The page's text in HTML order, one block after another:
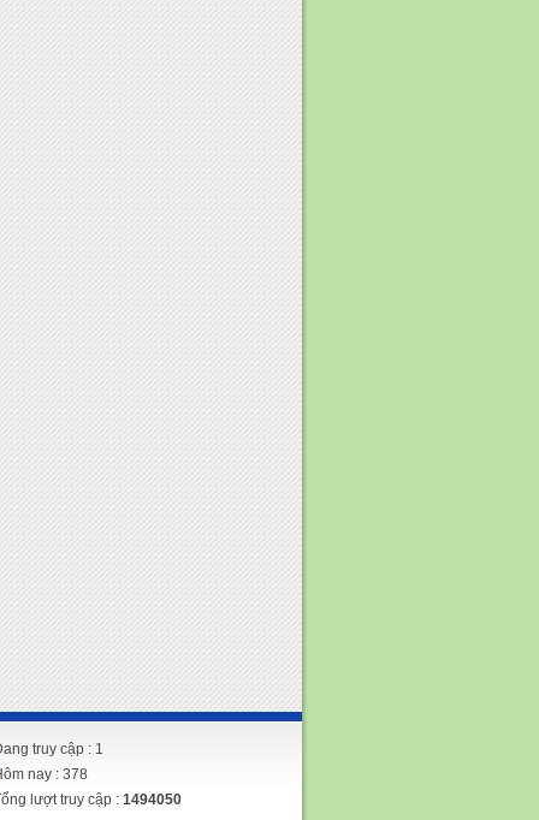
truy cập : 1
nay : 378
lượt truy cập : 1494050